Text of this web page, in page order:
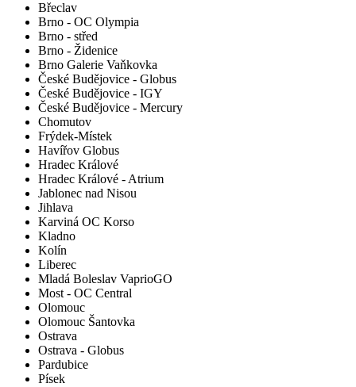
Břeclav
Brno - OC Olympia
Brno - střed
Brno - Židenice
Brno Galerie Vaňkovka
České Budějovice - Globus
České Budějovice - IGY
České Budějovice - Mercury
Chomutov
Frýdek-Místek
Havířov Globus
Hradec Králové
Hradec Králové - Atrium
Jablonec nad Nisou
Jihlava
Karviná OC Korso
Kladno
Kolín
Liberec
Mladá Boleslav VaprioGO
Most - OC Central
Olomouc
Olomouc Šantovka
Ostrava
Ostrava - Globus
Pardubice
Písek